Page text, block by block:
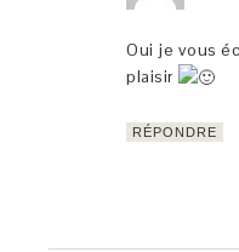
Oui je vous
plaisir
RÉPONDRE